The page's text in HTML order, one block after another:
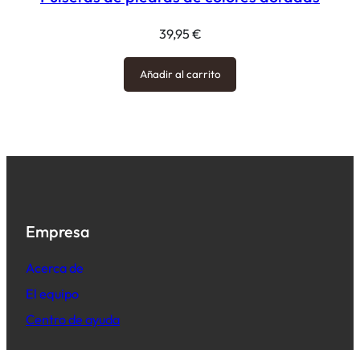
39,95€
Añadir al carrito
Empresa
Acerca de
El equipo
Centro de ayuda